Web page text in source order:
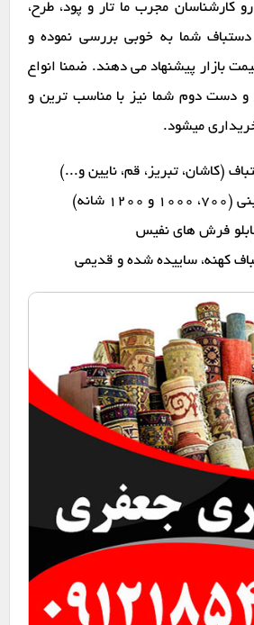
کارشناسان مجرب ما تار و پود، طرح،
شما به خوبی بررسی نموده و
بازار پیشنهاد می دهند. ضمنا انواع
دست دوم شما نیز با مناسب ترین و
میشود.
(کاشان، تبریز، قم، نایین و...)
شانه)
تابلو فرش های نفیس
کهنه، ساییده شده و قدیمی